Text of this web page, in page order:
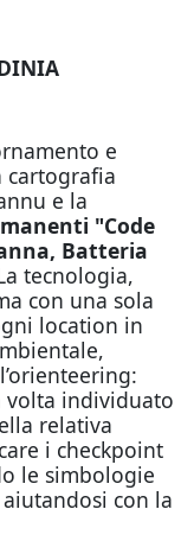
e
cartografia
e la
"Code
Batteria
tecnologia,
con una sola
location in
volta individuato
relativa
i checkpoint
le simbologie
con la